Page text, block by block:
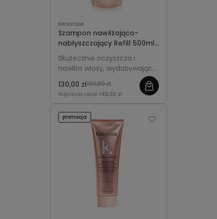
Kérastase
Szampon nawilżająco-
nabłyszczający Refill 500ml
- Kérastase Gloss Absolu
Hydra-Glaze
Skutecznie oczyszcza i
nawilża włosy, wydobywając
Ekologiczne opakowanie Refill
do uzupełniania.
130,00 zł190,00 zł
Najniższa cena: 145,00 zł
promocja